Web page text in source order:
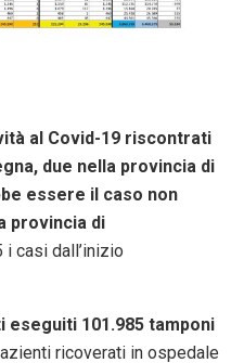
al Covid-19 riscontrati
due nella provincia di
essere il caso non
provincia di
i casi dall’inizio
eseguiti 101.985 tamponi
ricoverati in ospedale